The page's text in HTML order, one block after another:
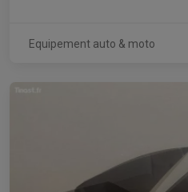
Equipement auto & moto